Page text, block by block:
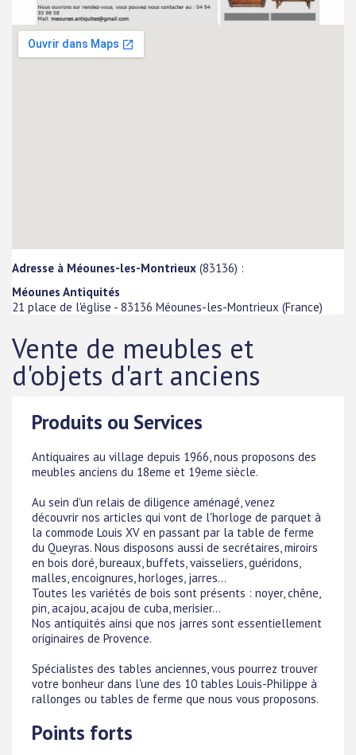
Adresse à Méounes-les-Montrieux (83136) :
Méounes Antiquités
21 place de l'église - 83136 Méounes-les-Montrieux (France)
Vente de meubles et
d'objets d'art anciens
Produits ou Services
Antiquaires au village depuis 1966, nous proposons des
meubles anciens du 18eme et 19eme siècle.
Au sein d'un relais de diligence aménagé, venez
découvrir nos articles qui vont de l'horloge de parquet à
la commode Louis XV en passant par la table de ferme
du Queyras. Nous disposons aussi de secrétaires, miroirs
en bois doré, bureaux, buffets, vaisseliers, guéridons,
malles, encoignures, horloges, jarres...
Toutes les variétés de bois sont présents : noyer, chêne,
pin, acajou, acajou de cuba, merisier...
Nos antiquités ainsi que nos jarres sont essentiellement
originaires de Provence.
Spécialistes des tables anciennes, vous pourrez trouver
votre bonheur dans l'une des 10 tables Louis-Philippe à
rallonges ou tables de ferme que nous vous proposons.
Points forts